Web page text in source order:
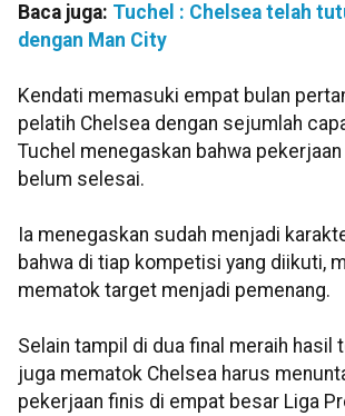
Baca juga: Tuchel : Chelsea telah
dengan Man City
Kendati memasuki empat bulan
pelatih Chelsea dengan sejumlah
Tuchel menegaskan bahwa
belum selesai.
Ia menegaskan sudah menjadi
bahwa di tiap kompetisi yang diikuti,
mematok target menjadi pemenang.
Selain tampil di dua final meraih hasil
juga mematok Chelsea harus
pekerjaan finis di empat besar Liga